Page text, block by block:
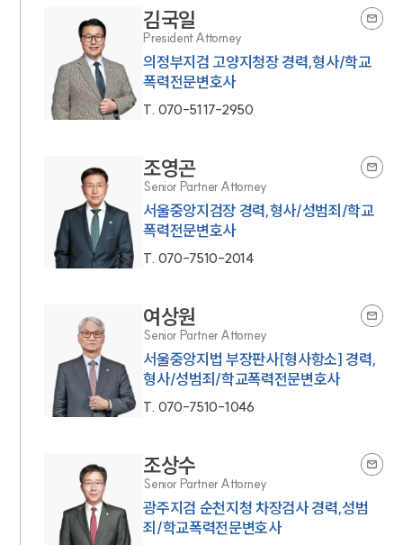
김국일
President Attorney
의정부지검 고양지청장 경력,형사/학교
폭력전문변호사
T. 070-5117-2950
조영곤
Senior Partner Attorney
서울중앙지검장 경력,형사/성범죄/학교
폭력전문변호사
T. 070-7510-2014
여상원
Senior Partner Attorney
서울중앙지법 부장판사[형사항소] 경력,
형사/성범죄/학교폭력전문변호사
T. 070-7510-1046
조상수
Senior Partner Attorney
광주지검 순천지청 차장검사 경력,성범
죄/학교폭력전문변호사